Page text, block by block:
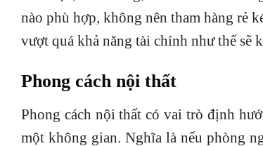
nào phù hợp, không nên tham hàng rẻ
vượt quá khả năng tài chính như thế sẽ
Phong cách nội thất
Phong cách nội thất có vai trò định
một không gian. Nghĩa là nếu phòng